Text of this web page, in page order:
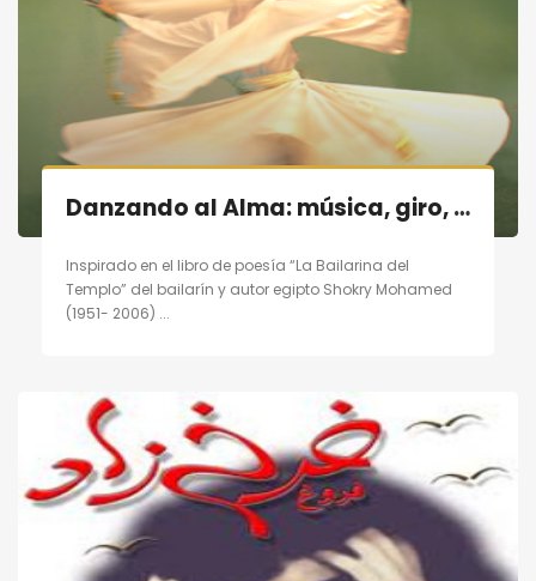
Danzando al Alma: música, giro, poesía en Madrid el 19/11/11
Inspirado en el libro de poesía “La Bailarina del
Templo” del bailarín y autor egipto Shokry Mohamed
(1951- 2006) ...